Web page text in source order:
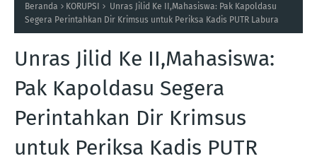
Beranda KORUPSI
Unras Jilid Ke II,Mahasiswa: Pak Kapoldasu
Segera Perintahkan Dir Krimsus untuk Periksa Kadis PUTR Labura
Unras Jilid Ke II,Mahasiswa:
Pak Kapoldasu Segera
Perintahkan Dir Krimsus
untuk Periksa Kadis PUTR